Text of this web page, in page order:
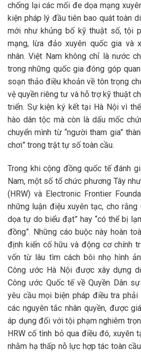
chống lại các mối đe dọa mạng
kiện pháp lý đầu tiên bao quát toàn
mới như khủng bố kỹ thuật số, tội
mạng, lừa đảo xuyên quốc gia và
nhân. Việt Nam không chỉ là nước
trong những quốc gia đóng góp
soạn thảo điều khoản về tôn trọng
vệ quyền riêng tư và hỗ trợ kỹ thuật
triển. Sự kiện ký kết tại Hà Nội vì
hào dân tộc mà còn là dấu mốc
chuyển mình từ “người tham gia”
chơi” trong trật tự số toàn cầu.
Trong khi cộng đồng quốc tế đánh
Nam, một số tổ chức phương Tây
(HRW) và Electronic Frontier
những luận điệu xuyên tạc, cho rằng
dọa tự do biểu đạt” hay “có thể bị
đồng”. Những cáo buộc này hoàn
định kiến cố hữu và động cơ chính
vốn từ lâu tìm cách bôi nhọ hình
Công ước Hà Nội được xây dựng
Công ước Quốc tế về Quyền Dân
yêu cầu mọi biện pháp điều tra
các nguyên tắc nhân quyền, được
áp dụng đối với tội phạm nghiêm
HRW cố tình bỏ qua điều đó, xuyên
nhằm hạ thấp nỗ lực hợp tác toàn